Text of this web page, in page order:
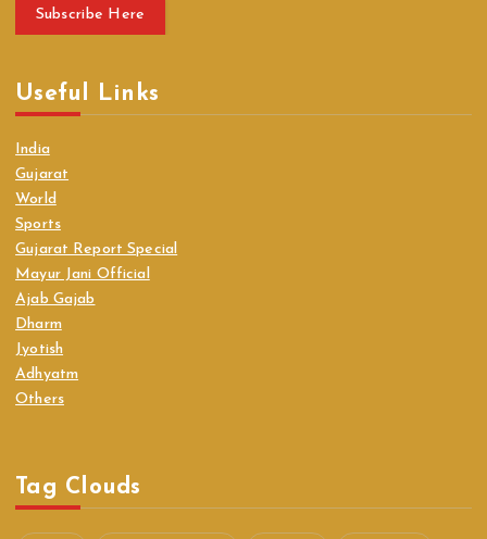
Subscribe Here
Useful Links
India
Gujarat
World
Sports
Gujarat Report Special
Mayur Jani Official
Ajab Gajab
Dharm
Jyotish
Adhyatm
Others
Tag Clouds